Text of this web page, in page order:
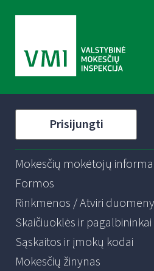
Prisijungti
Mokesčių mokėtojų
Formos
Rinkmenos / Atviri
Skaičiuoklės ir pagalbininkai
Sąskaitos ir įmokų kodai
Mokesčių žinynas